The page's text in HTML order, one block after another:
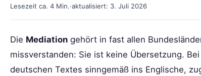
Lesezeit ca. 4 Min.·aktualisiert: 3. Juli 2026
Die Mediationgehört in fast allen
missverstanden: Sie ist keine Übersetzung.
deutschen Textes sinngemäß ins Englische,